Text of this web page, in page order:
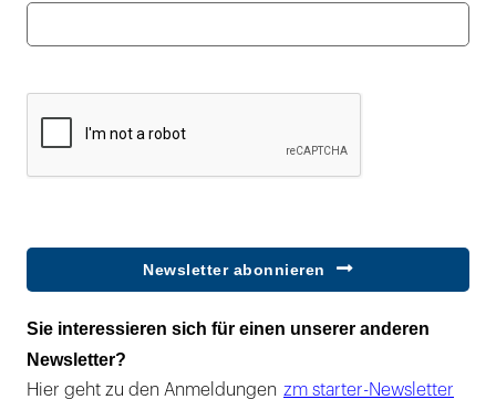
Newsletter abonnieren
Sie interessieren sich für einen unserer anderen
Newsletter?
Hier geht zu den Anmeldungen zm starter-Newsletter